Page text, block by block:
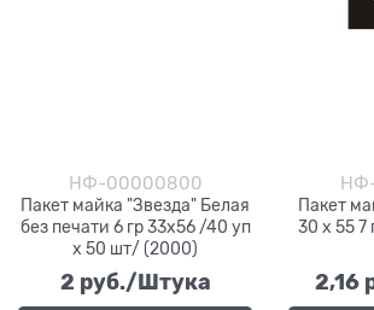
НФ-00000800
Пакет майка "Звезда" Белая
без печати 6 гр 33х56 /40 уп
х 50 шт/ (2000)
2 руб./Штука
Пакет
30 х 55
2,16